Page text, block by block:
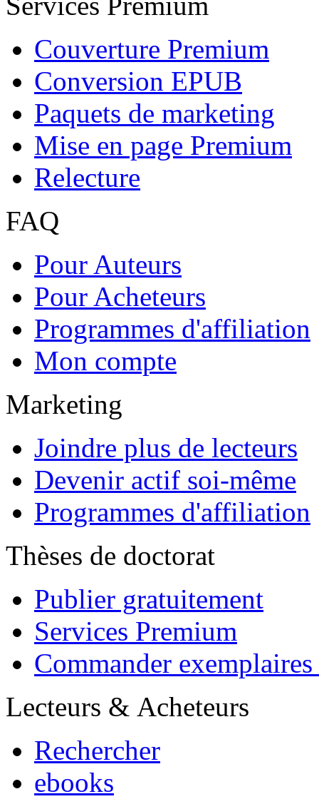
Mise en page Premium
Relecture
FAQ
Pour Auteurs
Pour Acheteurs
Programmes d'affiliation
Mon compte
Marketing
Joindre plus de lecteurs
Devenir actif soi-même
Programmes d'affiliation
Thèses de doctorat
Publier gratuitement
Services Premium
Commander
Rechercher
ebooks
Livres
Achat + Paiement
Droit d'auteur / Plagiats
Révoquer le contrat